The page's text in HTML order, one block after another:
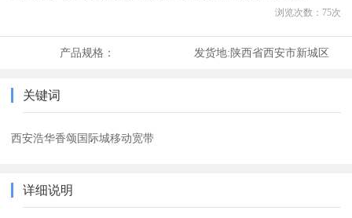
浏览次数： 75次
产品规格： 发货地:陕西省西安市新城区
关键词
西安浩华香颂国际城移动宽带
详细说明